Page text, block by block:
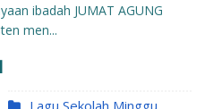
ibadah JUMAT AGUNG
men...
Lagu Sekolah Minggu